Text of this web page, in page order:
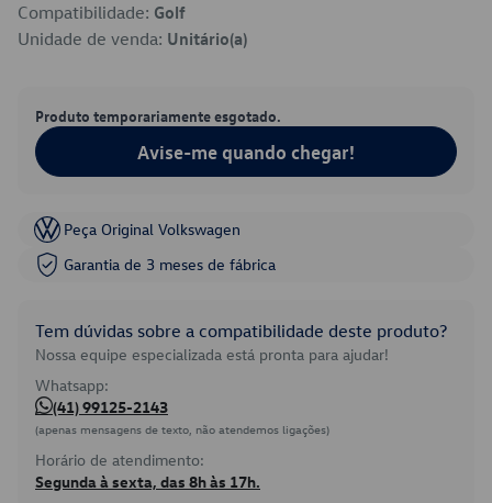
Compatibilidade: Golf
Unidade de venda: Unitário(a)
Produto temporariamente esgotado.
Avise-me quando chegar!
Peça Original Volkswagen
Garantia de 3 meses de fábrica
Tem dúvidas sobre a compatibilidade deste produto?
Nossa equipe especializada está pronta para ajudar!
Whatsapp:
(41) 99125-2143
(apenas mensagens de texto, não atendemos ligações)
Horário de atendimento:
Segunda à sexta, das 8h às 17h.